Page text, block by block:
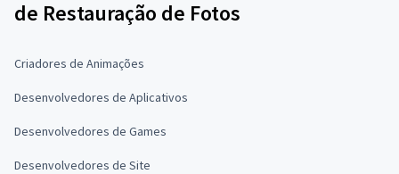
de Restauração de Fotos
Criadores de Animações
Desenvolvedores de Aplicativos
Desenvolvedores de Games
Desenvolvedores de Site